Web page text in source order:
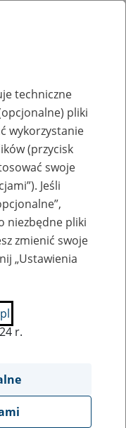
lub
pracy
techniczne
pliki
wykorzystanie
(przycisk
swoje
Jeśli
niezbędne pliki
zmienić swoje
„Ustawienia
r.